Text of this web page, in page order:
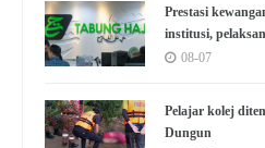
Prestasi
institusi,
08-07
Pelajar kolej
Dungun